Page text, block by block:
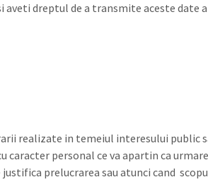
dreptul de a transmite aceste date
realizate in temeiul interesului public
caracter personal ce va apartin ca
justifica prelucrarea sau atunci cand